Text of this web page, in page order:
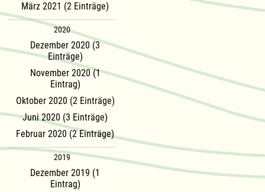
März 2021 (2 Einträge)
2020
Dezember 2020 (3
Einträge)
November 2020 (1
Eintrag)
Oktober 2020 (2 Einträge)
Juni 2020 (3 Einträge)
Februar 2020 (2 Einträge)
2019
Dezember 2019 (1
Eintrag)